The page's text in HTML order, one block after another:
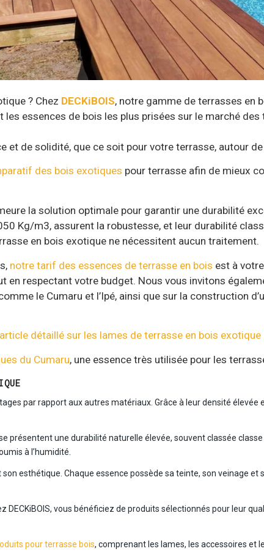
? Chez DECKiBOIS, notre gamme de terrasses en
essences de bois les plus prisées sur le marché des
et de solidité, que ce soit pour votre terrasse, autour
des bois exotiques pour terrasse afin de mieux
la solution optimale pour garantir une durabilité
Kg/m3, assurent la robustesse, et leur durabilité
en bois exotique ne nécessitent aucun traitement.
notre tarif des essences de terrasse en bois est à
en respectant votre budget. Nous vous invitons
le Cumaru et l’Ipé, ainsi que sur la construction
détaillé sur les lames de terrasse en bois exotique
du Cumaru, une essence très utilisée pour les
par rapport aux autres matériaux. Grâce à leur densité
présentent une durabilité naturelle élevée, souvent classée
à l’humidité.
esthétique. Chaque essence possède sa teinte, son veinage
DECKiBOIS, vous bénéficiez de produits sélectionnés pour leur
pour terrasse bois, comprenant les lames, les accessoires et